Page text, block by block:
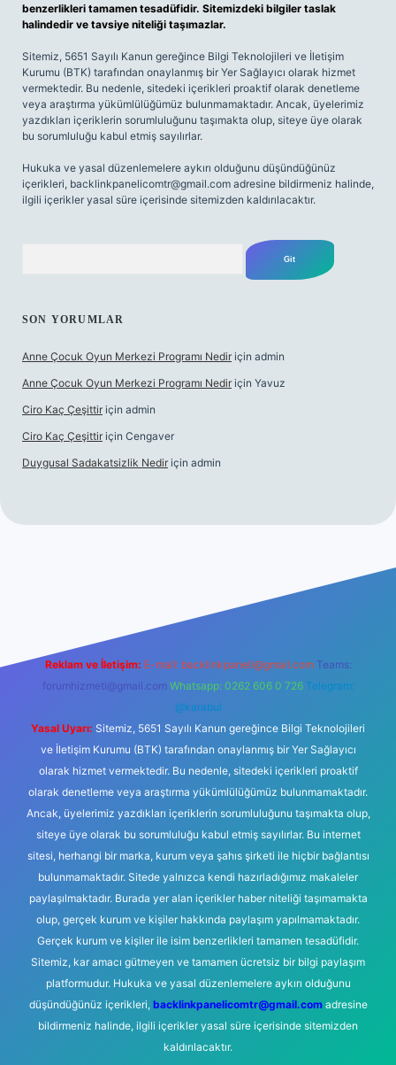
benzerlikleri tamamen tesadüfidir. Sitemizdeki bilgiler taslak
halindedir ve tavsiye niteliği taşımazlar.
Sitemiz, 5651 Sayılı Kanun gereğince Bilgi Teknolojileri ve İletişim
Kurumu (BTK) tarafından onaylanmış bir Yer Sağlayıcı olarak hizmet
vermektedir. Bu nedenle, sitedeki içerikleri proaktif olarak denetleme
veya araştırma yükümlülüğümüz bulunmamaktadır. Ancak, üyelerimiz
yazdıkları içeriklerin sorumluluğunu taşımakta olup, siteye üye olarak
bu sorumluluğu kabul etmiş sayılırlar.
Hukuka ve yasal düzenlemelere aykırı olduğunu düşündüğünüz
içerikleri, backlinkpanelicomtr@gmail.com adresine bildirmeniz halinde,
ilgili içerikler yasal süre içerisinde sitemizden kaldırılacaktır.
SON YORUMLAR
Anne Çocuk Oyun Merkezi Programı Nedir için admin
Anne Çocuk Oyun Merkezi Programı Nedir için Yavuz
Ciro Kaç Çeşittir için admin
Ciro Kaç Çeşittir için Cengaver
Duygusal Sadakatsizlik Nedir için admin
elexbetgiris.org
Reklam ve İletişim: E-mail: backlinkpaneli@gmail.com Teams:
forumhizmeti@gmail.com Whatsapp: 0262 606 0 726 Telegram:
@karabul
Yasal Uyarı: Sitemiz, 5651 Sayılı Kanun gereğince Bilgi Teknolojileri
ve İletişim Kurumu (BTK) tarafından onaylanmış bir Yer Sağlayıcı
olarak hizmet vermektedir. Bu nedenle, sitedeki içerikleri proaktif
olarak denetleme veya araştırma yükümlülüğümüz bulunmamaktadır.
Ancak, üyelerimiz yazdıkları içeriklerin sorumluluğunu taşımakta olup,
siteye üye olarak bu sorumluluğu kabul etmiş sayılırlar. Bu internet
sitesi, herhangi bir marka, kurum veya şahıs şirketi ile hiçbir bağlantısı
bulunmamaktadır. Sitede yalnızca kendi hazırladığımız makaleler
paylaşılmaktadır. Burada yer alan içerikler haber niteliği taşımamakta
olup, gerçek kurum ve kişiler hakkında paylaşım yapılmamaktadır.
Gerçek kurum ve kişiler ile isim benzerlikleri tamamen tesadüfidir.
Sitemiz, kar amacı gütmeyen ve tamamen ücretsiz bir bilgi paylaşım
platformudur. Hukuka ve yasal düzenlemelere aykırı olduğunu
düşündüğünüz içerikleri, backlinkpanelicomtr@gmail.comadresine
bildirmeniz halinde, ilgili içerikler yasal süre içerisinde sitemizden
kaldırılacaktır.